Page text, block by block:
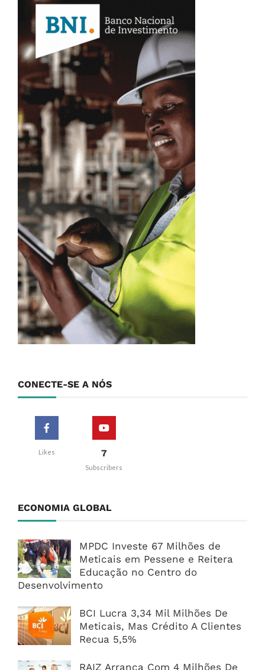
CONECTE-SE A NÓS
Likes 7
Subscribers
ECONOMIA GLOBAL
MPDC Investe 67 Milhões de
Meticais em Pessene e Reitera
Educação no Centro do
Desenvolvimento
BCI Lucra 3,34 Mil Milhões De
Meticais, Mas Crédito A Clientes
Recua 5,5%
RAIZ Arranca Com 4 Milhões De